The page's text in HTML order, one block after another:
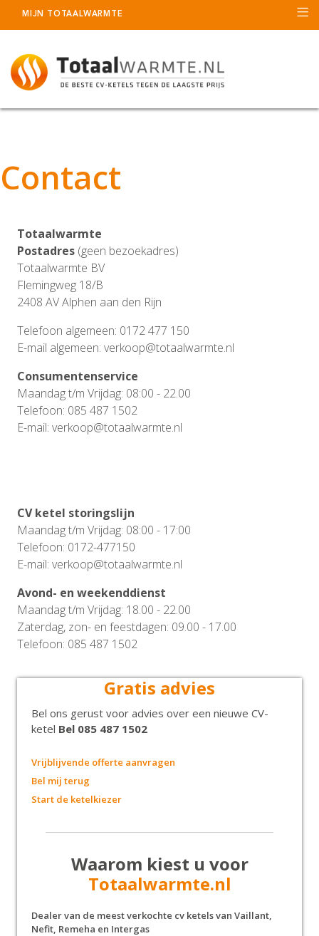
MIJN TOTAALWARMTE
Contact
Totaalwarmte
Postadres (geen bezoekadres)
Totaalwarmte BV
Flemingweg 18/B
2408 AV Alphen aan den Rijn
Telefoon algemeen: 0172 477 150
E-mail algemeen: verkoop@totaalwarmte.nl
Consumentenservice
Maandag t/m Vrijdag: 08:00 - 22.00
Telefoon: 085 487 1502
E-mail: verkoop@totaalwarmte.nl
CV ketel storingslijn
Maandag t/m Vrijdag: 08:00 - 17:00
Telefoon: 0172-477150
E-mail: verkoop@totaalwarmte.nl
Avond- en weekenddienst
Maandag t/m Vrijdag: 18.00 - 22.00
Zaterdag, zon- en feestdagen: 09.00 - 17.00
Telefoon: 085 487 1502
Gratis advies
Bel ons gerust voor advies over een nieuwe CV-
ketel Bel 085 487 1502
Vrijblijvende offerte aanvragen
Bel mij terug
Start de ketelkiezer
Waarom kiest u voor
Totaalwarmte.nl
Dealer van de meest verkochte cv ketels van Vaillant,
Nefit, Remeha en Intergas